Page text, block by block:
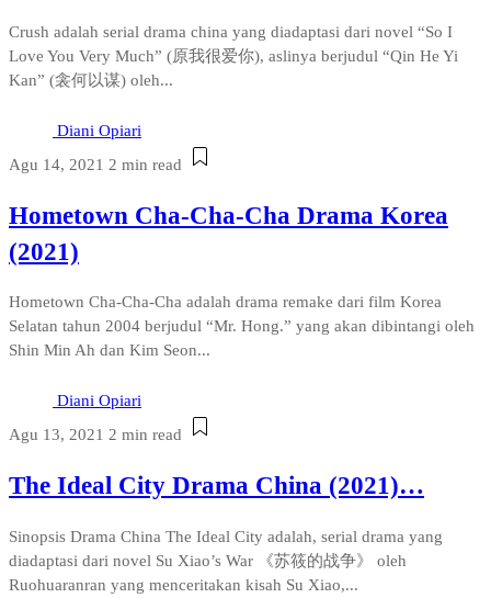
Crush adalah serial drama china yang diadaptasi dari novel “So I
Love You Very Much” (原我很爱你), aslinya berjudul “Qin He Yi
Kan” (衾何以谋) oleh...
Diani Opiari
Agu 14, 2021 2 min read
Hometown Cha-Cha-Cha Drama Korea
(2021)
Hometown Cha-Cha-Cha adalah drama remake dari film Korea
Selatan tahun 2004 berjudul “Mr. Hong.” yang akan dibintangi oleh
Shin Min Ah dan Kim Seon...
Diani Opiari
Agu 13, 2021 2 min read
The Ideal City Drama China (2021)…
Sinopsis Drama China The Ideal City adalah, serial drama yang
diadaptasi dari novel Su Xiao’s War 《苏筱的战争》 oleh
Ruohuaranran yang menceritakan kisah Su Xiao,...